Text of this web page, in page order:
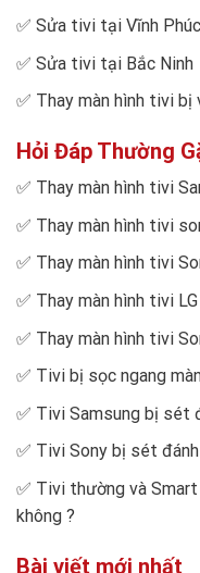
✅ Sửa tivi tại Vĩnh Phúc
✅ Sửa tivi tại Bắc Ninh
✅ Thay màn hình tivi bị
Hỏi Đáp Thường
✅ Thay màn hình tivi
✅ Thay màn hình tivi
✅ Thay màn hình tivi
✅ Thay màn hình tivi
✅ Thay màn hình tivi
✅ Tivi bị sọc ngang
✅ Tivi Samsung bị sét
✅ Tivi Sony bị sét
✅ Tivi thường và
không ?
Bài viết mới nhất